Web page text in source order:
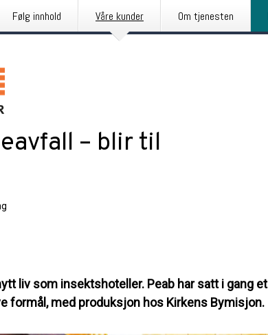
Følg innhold Våre kunder Om tjenesten
– blir til
liv som insektshoteller. Peab har satt i gang et
formål, med produksjon hos Kirkens Bymisjon.